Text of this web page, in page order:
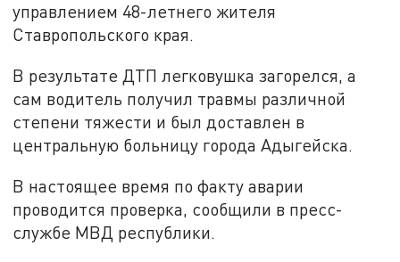
управлением 48-летнего жителя
Ставропольского края.
В результате ДТП легковушка загорелся, а
сам водитель получил травмы различной
степени тяжести и был доставлен в
центральную больницу города Адыгейска.
В настоящее время по факту аварии
проводится проверка, сообщили в пресс-
службе МВД республики.